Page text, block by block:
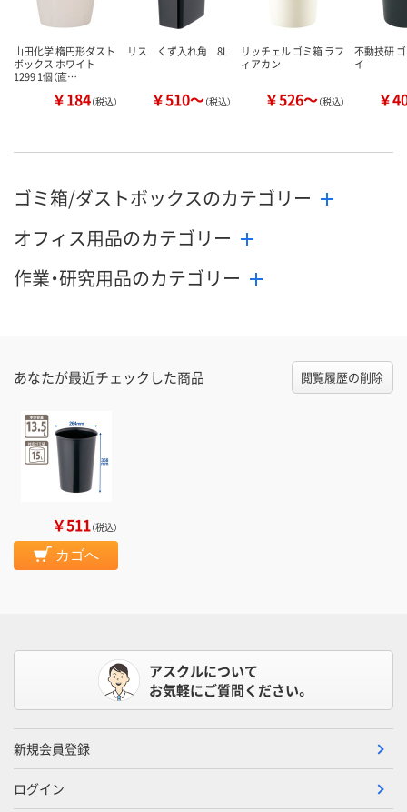
山田化学 楕円形ダスト
ボックス ホワイト
1299 1個（直…
￥184（税込）
リス くず入れ角 8L
￥510～（税込）
リッチェル ゴミ箱 ラフ
ィアカン
￥526～（税込）
不動技研
イ
￥
ゴミ箱/ダストボックスのカテゴリー
オフィス用品のカテゴリー
作業・研究用品のカテゴリー
あなたが最近チェックした商品 閲覧履歴の削除
￥511（税込）
カゴへ
アスクルについて
お気軽にご質問ください。
新規会員登録
ログイン